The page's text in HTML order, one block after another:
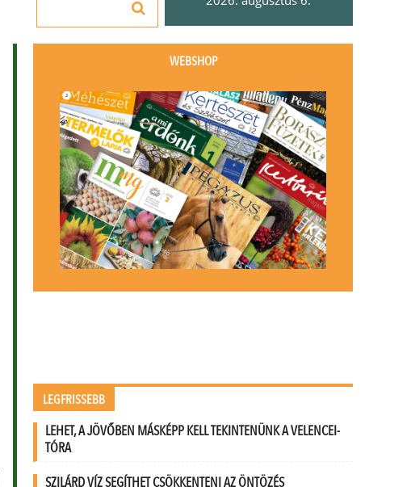
WEBSHOP
LEGFRISSEBB
LEHET, A JÖVŐBEN MÁSKÉPP KELL TEKINTENÜNK A VELENCEI-
TÓRA
SZILÁRD VÍZ SEGÍTHET CSÖKKENTENI AZ ÖNTÖZÉS